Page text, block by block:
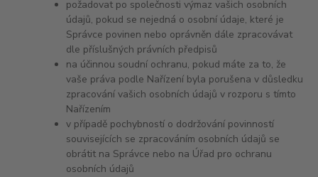
požadovat po společnosti výmaz vašich osobních
údajů, pokud se nejedná o osobní údaje, které je
Správce povinen nebo oprávněn dále zpracovávat
dle příslušných právních předpisů
na účinnou soudní ochranu, pokud máte za to, že
vaše práva podle Nařízení byla porušena v důsledku
zpracování vašich osobních údajů v rozporu s tímto
Nařízením
v případě pochybností o dodržování povinností
souvisejících se zpracováním osobních údajů se
obrátit na Správce nebo na Úřad pro ochranu
osobních údajů